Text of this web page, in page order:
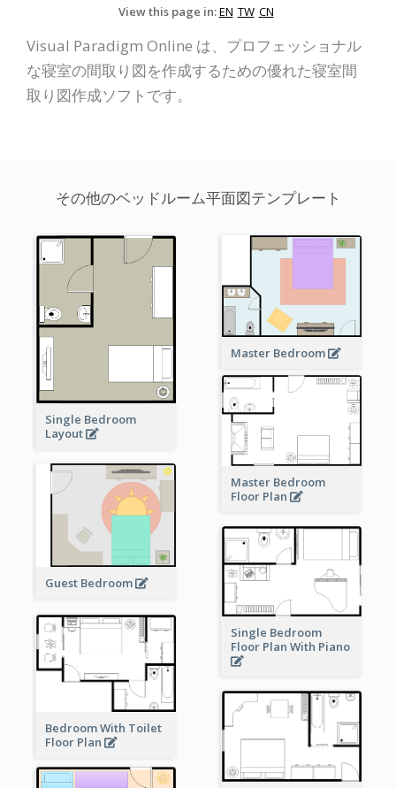
View this page in:EN TW CN
Visual Paradigm Online は、プロフェッショナル
な寝室の間取り図を作成するための優れた寝室間
取り図作成ソフトです。
その他のベッドルーム平面図テンプレート
Single Bedroom
Layout
Master Bedroom
Master Bedroom
Floor Plan
Guest Bedroom
Single Bedroom
Floor Plan With Piano
Bedroom With Toilet
Floor Plan